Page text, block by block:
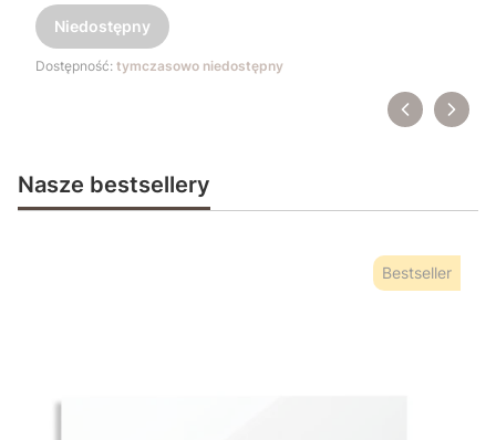
Niedostępny
Dostępność: tymczasowo niedostępny
Nasze bestsellery
Bestseller